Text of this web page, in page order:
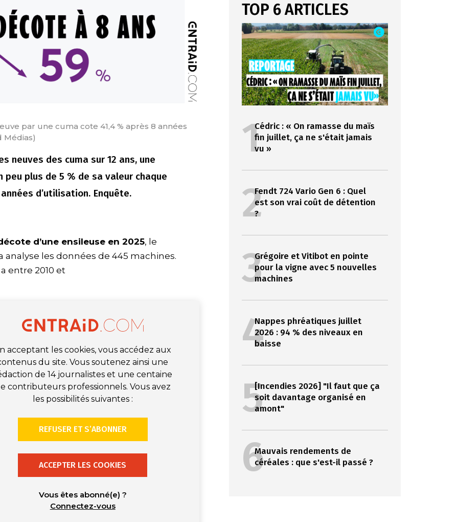
par une cuma cote 41,4 % après 8 années
Médias)
neuves des cuma sur 12 ans, une
peu plus de 5 % de sa valeur chaque
d’utilisation. Enquête.
d’une ensileuse en 2025, le
analyse les données de 445 machines.
entre 2010 et
acceptant les cookies, vous accédez aux
du site. Vous soutenez ainsi une
de 14 journalistes et une centaine
contributeurs professionnels. Vous avez
les possibilités suivantes :
REFUSER ET S’ABONNER
ACCEPTER LES COOKIES
Vous êtes abonné(e) ?
Connectez-vous
TOP 6 ARTICLES
1Cédric : « On ramasse du maïs
fin juillet, ça ne s'était jamais
vu »
2Fendt 724 Vario Gen 6 : Quel
est son vrai coût de détention
?
3Grégoire et Vitibot en pointe
pour la vigne avec 5 nouvelles
machines
4Nappes phréatiques juillet
2026 : 94 % des niveaux en
baisse
5[Incendies 2026] "Il faut que ça
soit davantage organisé en
amont"
6Mauvais rendements de
céréales : que s'est-il passé ?